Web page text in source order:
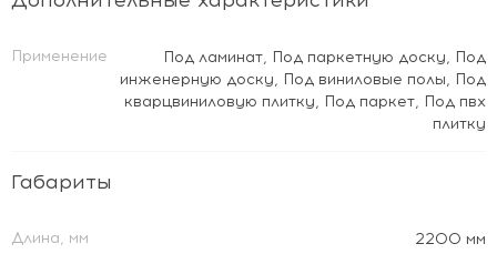
Применение Под ламинат, Под паркетную доску, Под
инженерную доску, Под виниловые полы, Под
кварцвиниловую плитку, Под паркет, Под пвх
плитку
Габариты
Длина, мм 2200 мм